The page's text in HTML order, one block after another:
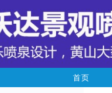
首页